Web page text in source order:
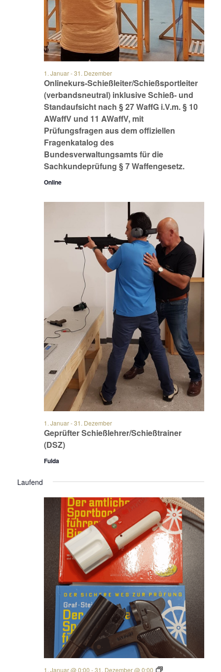
Onlinekurs-Schießleiter/Schießsportleiter
(verbandsneutral) inklusive Schieß- und
Standaufsicht nach § 27 WaffG i.V.m. § 10
AWaffV und 11 AWaffV, mit
Prüfungsfragen aus dem offiziellen
Fragenkatalog des
Bundesverwaltungsamts für die
Sachkundeprüfung § 7 Waffengesetz.
1. Januar-31. Dezember
Online
Geprüfter Schießlehrer/Schießtrainer
(DSZ)
1. Januar-31. Dezember
Fulda
Laufend
1. Januar @ 0:00 -31. Dezember @ 0:00